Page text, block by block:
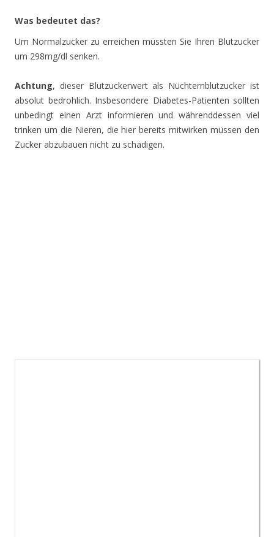
Was bedeutet das?
Um Normalzucker zu erreichen müssten Sie Ihren Blutzucker
um 298mg/dl senken.
Achtung, dieser Blutzuckerwert als Nüchternblutzucker ist
absolut bedrohlich. Insbesondere Diabetes-Patienten sollten
unbedingt einen Arzt informieren und währenddessen viel
trinken um die Nieren, die hier bereits mitwirken müssen den
Zucker abzubauen nicht zu schädigen.